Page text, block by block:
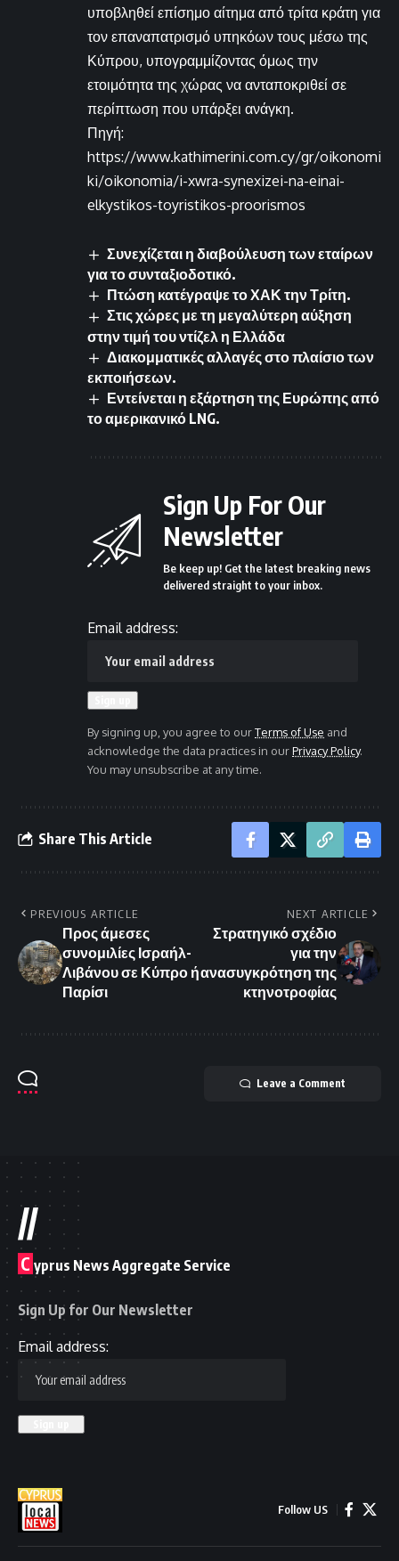
υποβληθεί επίσημο αίτημα από τρίτα κράτη για
τον επαναπατρισμό υπηκόων τους μέσω της
Κύπρου, υπογραμμίζοντας όμως την
ετοιμότητα της χώρας να ανταποκριθεί σε
περίπτωση που υπάρξει ανάγκη.
Πηγή:
https://www.kathimerini.com.cy/gr/oikonomi
ki/oikonomia/i-xwra-synexizei-na-einai-
elkystikos-toyristikos-proorismos
Συνεχίζεται η διαβούλευση των εταίρων
για το συνταξιοδοτικό.
Πτώση κατέγραψε το ΧΑΚ την Τρίτη.
Στις χώρες με τη μεγαλύτερη αύξηση
στην τιμή του ντίζελ η Ελλάδα
Διακομματικές αλλαγές στο πλαίσιο των
εκποιήσεων.
Εντείνεται η εξάρτηση της Ευρώπης από
το αμερικανικό LNG.
Sign Up For Our
Newsletter
Be keep up! Get the latest breaking news
delivered straight to your inbox.
Email address:
By signing up, you agree to ourTerms of Use and
acknowledge the data practices in ourPrivacy Policy.
You may unsubscribe at any time.
Share This Article
PREVIOUS ARTICLE
Προς άμεσες
συνομιλίες Ισραήλ-
Λιβάνου σε Κύπρο ή
Παρίσι
NEXT ARTICLE
Στρατηγικό σχέδιο
για την
ανασυγκρότηση της
κτηνοτροφίας
Leave a Comment
//
C yprus News Aggregate Service
Sign Up for Our Newsletter
Email address:
Follow US